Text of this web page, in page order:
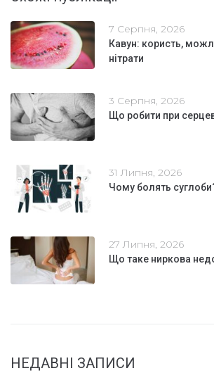
7 Серпня, 2026
Кавун: користь,
нітрати
3 Серпня, 2026
Що робити при
31 Липня, 2026
Чому болять
27 Липня, 2026
Що таке ниркова
НЕДАВНІ ЗАПИСИ